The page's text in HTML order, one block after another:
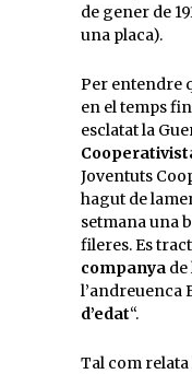
de gener de
una placa).
Per entendre
en el temps
esclatat la
Joventuts
hagut de
setmana una
fileres. Es
companya de
l’andreuenca
d’edat“.
Tal com